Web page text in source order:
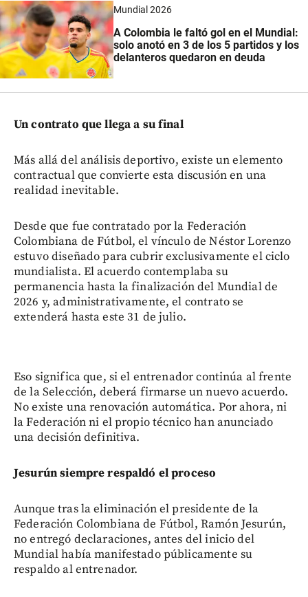
Mundial 2026
A Colombia le faltó gol en el Mundial:
solo anotó en 3 de los 5 partidos y los
delanteros quedaron en deuda
Un contrato que llega a su final
Más allá del análisis deportivo, existe un elemento
contractual que convierte esta discusión en una
realidad inevitable.
Desde que fue contratado por la Federación
Colombiana de Fútbol, el vínculo de Néstor Lorenzo
estuvo diseñado para cubrir exclusivamente el ciclo
mundialista. El acuerdo contemplaba su
permanencia hasta la finalización del Mundial de
2026 y, administrativamente, el contrato se
extenderá hasta este 31 de julio.
Eso significa que, si el entrenador continúa al frente
de la Selección, deberá firmarse un nuevo acuerdo.
No existe una renovación automática. Por ahora, ni
la Federación ni el propio técnico han anunciado
una decisión definitiva.
Jesurún siempre respaldó el proceso
Aunque tras la eliminación el presidente de la
Federación Colombiana de Fútbol, Ramón Jesurún,
no entregó declaraciones, antes del inicio del
Mundial había manifestado públicamente su
respaldo al entrenador.